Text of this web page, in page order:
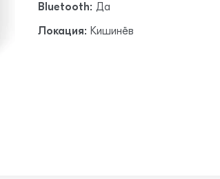
Bluetooth: Да
Локация: Кишинёв